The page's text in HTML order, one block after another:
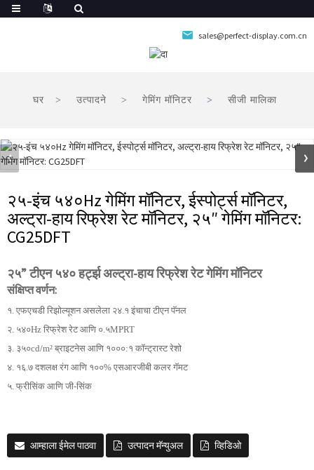
sales@perfect-display.com.cn
घर उत्पादने गेमिंग मॉनिटर सीजी मालिका
२५-इंच ५४०Hz गेमिंग मॉनिटर, ईस्पोर्ट्स मॉनिटर,
अल्ट्रा-हाय रिफ्रेश रेट मॉनिटर, २५″ गेमिंग मॉनिटर:
CG25DFT
२५” टीएन ५४० हर्ट्झ अल्ट्रा-हाय रिफ्रेश रेट गेमिंग मॉनिटर
संक्षिप्त वर्णन:
१. एफएचडी रिझोल्यूशन असलेला २४.१ इंचाचा टीएन पॅनल
२. ५४०Hz रिफ्रेश रेट आणि ०.५MPRT
३. ३५०cd/m² ब्राइटनेस आणि १०००:१ कॉन्ट्रास्ट रेशो
४. १६.७ दशलक्ष रंग आणि १००% एसआरजीबी कलर गॅमट
५. फ्रीसिंक आणि जी-सिंक
आम्हाला ईमेल पाठवा उत्पादन मॅन्युअल व्हिडिओ